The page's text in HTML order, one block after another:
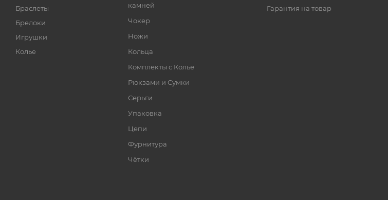
Браслеты
Брелоки
Игрушки
Колье
камней
Чокер
Ножи
Кольца
Комплекты с Колье
Рюкзами и Сумки
Серьги
Упаковка
Цепи
Фурнитура
Чётки
Гарантия на товар